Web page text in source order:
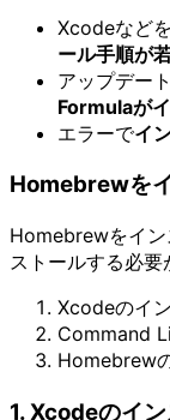
Xcodeなど
ール手順が
アップデー
Formulaが
エラーでイ
Homebrewを
Homebrewをイン
ストールする必要
Xcodeのイ
Command
Homebrew
1. Xcodeのイ